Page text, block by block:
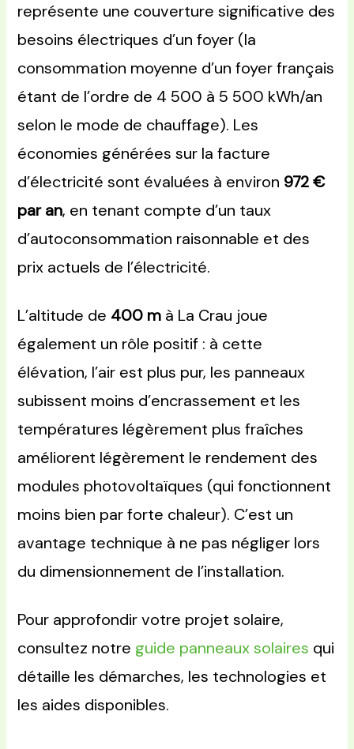
représente une couverture significative des
besoins électriques d’un foyer (la
consommation moyenne d’un foyer français
étant de l’ordre de 4 500 à 5 500 kWh/an
selon le mode de chauffage). Les
économies générées sur la facture
d’électricité sont évaluées à environ 972 €
par an, en tenant compte d’un taux
d’autoconsommation raisonnable et des
prix actuels de l’électricité.
L’altitude de 400 m à La Crau joue
également un rôle positif : à cette
élévation, l’air est plus pur, les panneaux
subissent moins d’encrassement et les
températures légèrement plus fraîches
améliorent légèrement le rendement des
modules photovoltaïques (qui fonctionnent
moins bien par forte chaleur). C’est un
avantage technique à ne pas négliger lors
du dimensionnement de l’installation.
Pour approfondir votre projet solaire,
consultez notre guide panneaux solaires qui
détaille les démarches, les technologies et
les aides disponibles.